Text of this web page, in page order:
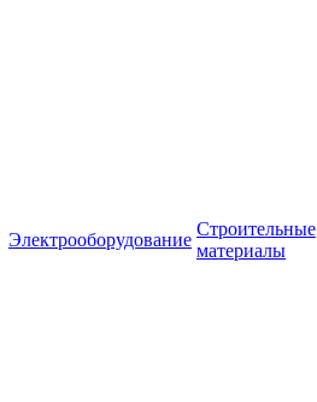
Электрооборудование
Строительные
материалы